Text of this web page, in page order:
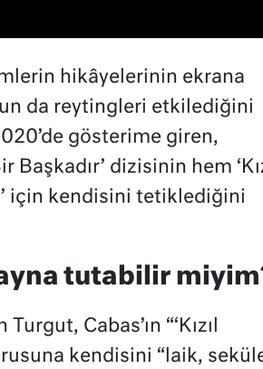
hikâyelerinin ekrana
da reytingleri etkilediğini
gösterime giren,
Başkadır’ dizisinin hem
için kendisini tetiklediğini
tutabilir
Cabas’ın “‘Kızıl
kendisini “laik,